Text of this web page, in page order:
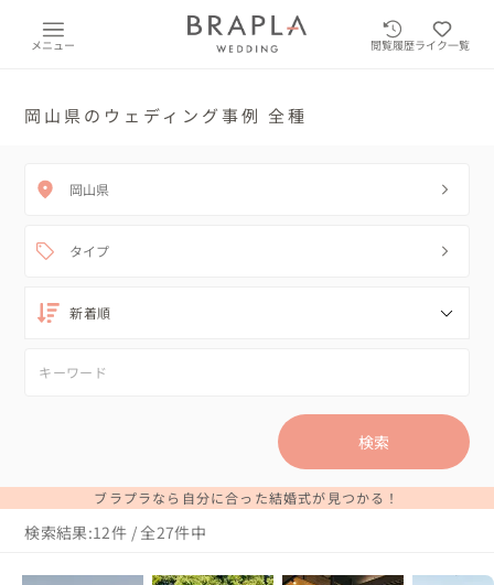
メニュー 閲覧履歴ライク一覧
岡山県のウェディング事例 全種
岡山県
タイプ
検索
ブラプラなら自分に合った結婚式が見つかる！
検索結果:12件 / 全27件中